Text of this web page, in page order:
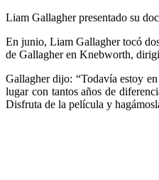
Liam Gallagher presentado su
En junio, Liam Gallagher tocó
de Gallagher en Knebworth,
Gallagher dijo: “Todavía estoy
lugar con tantos años de
Disfruta de la película y